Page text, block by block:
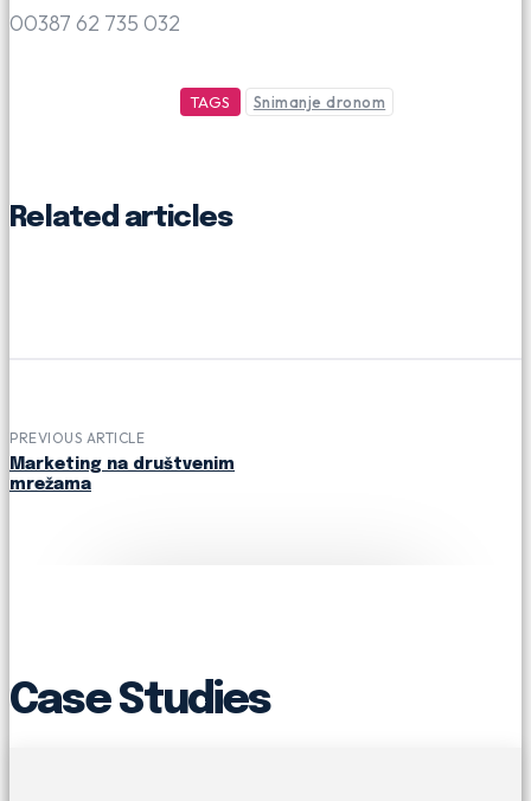
00387 62 735 032
TAGS Snimanje dronom
Related articles
PREVIOUS ARTICLE
Marketing na društvenim
mrežama
Case Studies